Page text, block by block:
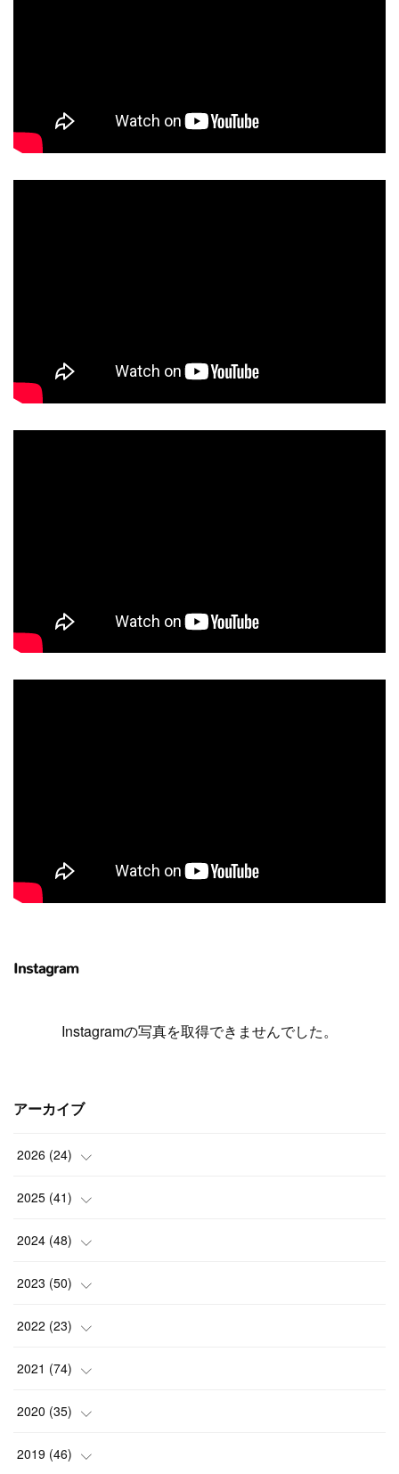
Instagram
Instagramの写真を取得できませんでした。
アーカイブ
2026 (24)
(1)
(3)
(2)
(7)
( 3)
2025 (41)
(4)
(4)
(3)
(1)
(4)
2024 (48)
(3)
(2)
(4)
(3)
( 4)
2023 (50)
(3)
(7)
(2)
(4)
2022 (23)
(5)
(1)
(1)
2021 (74)
(3)
(4)
2020 (35)
(7)
2019 (46)